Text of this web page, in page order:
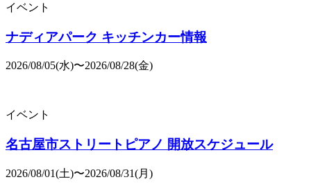
イベント
ナディアパーク キッチンカー情報
2026/08/05(水)〜2026/08/28(金)
イベント
名古屋市ストリートピアノ 開放スケジュール
2026/08/01(土)〜2026/08/31(月)